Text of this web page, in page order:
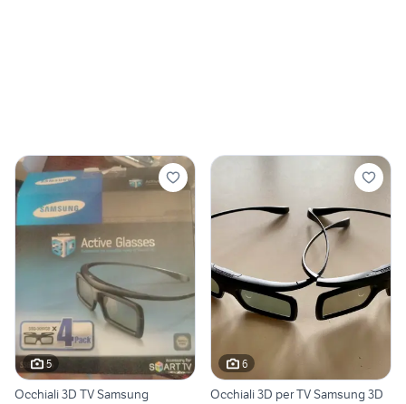
5
Occhiali 3D TV Samsung
6
Occhiali 3D per TV Samsung 3D